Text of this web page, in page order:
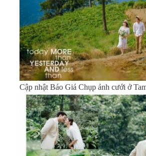
Cập nhật Báo Giá Chụp ảnh cưới ở